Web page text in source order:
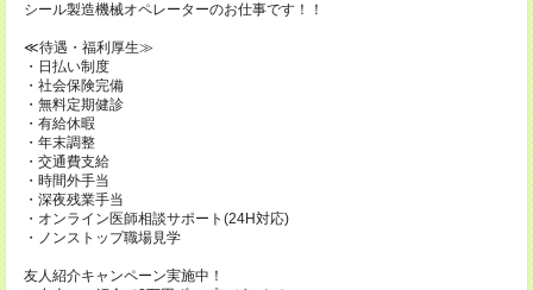
シール製造機械オペレーターのお仕事です！！
≪待遇・福利厚生≫
・日払い制度
・社会保険完備
・無料定期健診
・有給休暇
・年末調整
・交通費支給
・時間外手当
・深夜残業手当
・オンライン医師相談サポート(24H対応)
・ノンストップ職場見学
友人紹介キャンペーン実施中！